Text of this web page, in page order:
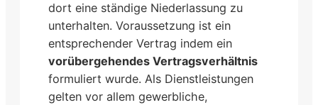
dort eine ständige Niederlassung zu
unterhalten. Voraussetzung ist ein
entsprechender Vertrag indem ein
vorübergehendes Vertragsverhältnis
formuliert wurde. Als Dienstleistungen
gelten vor allem gewerbliche,